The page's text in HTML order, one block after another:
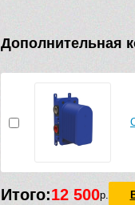
Дополнительная
Итого:12 500р.